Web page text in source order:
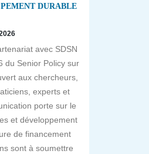
DURABLE
avec SDSN
du Senior Policy sur
aux chercheurs,
experts et
porte sur le
et développement
de financement
sont à soumettre